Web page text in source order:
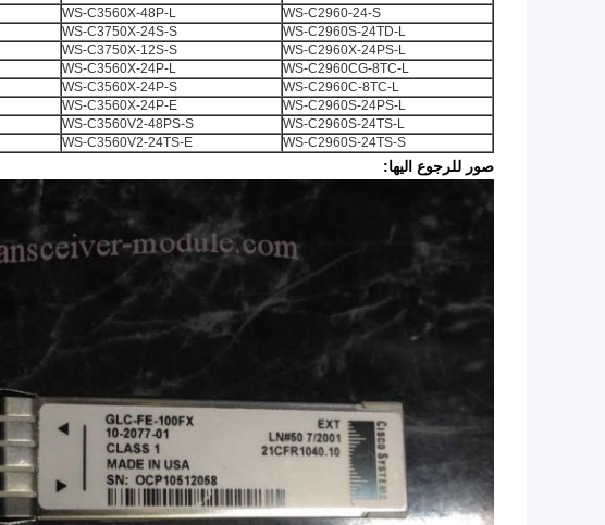
WS-C2960-24-S
WS-C3560X-48P-L
WS-C2960S-24TD-L
WS-C3750X-24S-S
WS-C2960X-24PS-L
WS-C3750X-12S-S
WS-C2960CG-8TC-L
WS-C3560X-24P-L
WS-C2960C-8TC-L
WS-C3560X-24P-S
WS-C2960S-24PS-L
WS-C3560X-24P-E
WS-C2960S-24TS-L
WS-C3560V2-48PS-S
WS-C2960S-24TS-S
WS-C3560V2-24TS-E
صور للرجوع اليها: